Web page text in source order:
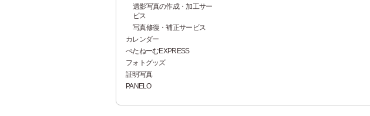
遺影写真の作成・加工サー
ビス
写真修復・補正サービス
カレンダー
ぺたねーむEXPRESS
フォトグッズ
証明写真
PANELO